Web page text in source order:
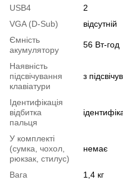
USB4
2
VGA (D-Sub)
відсутній
Ємність
акумулятору
56 Вт-год
Наявність
підсвічування
клавіатури
з
Ідентифікація
відбитка
пальця
У комплекті
(сумка, чохол,
рюкзак, стилус)
немає
Вага
1,4 кг